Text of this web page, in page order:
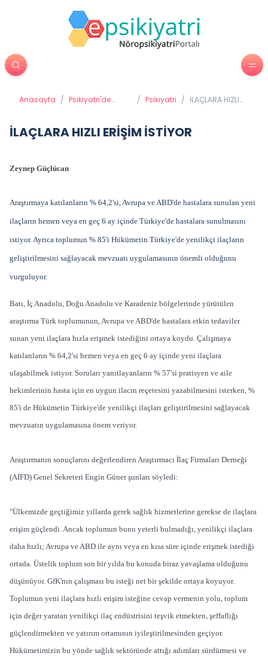
Anasayfa / Psikiyatri'de
/ Psikiyatri / İLAÇLARA HIZLI
İLAÇLARA HIZLI ERİŞİM İSTİYOR
Zeynep Güçlücan
Araştırmaya katılanların % 64,2'si, Avrupa ve ABD'de hastalara sunulan yeni
ilaçların hemen veya en geç 6 ay içinde Türkiye'de hastalara sunulmasını
istiyor. Ayrıca toplumun % 85'i Hükümetin Türkiye'de yenilikçi ilaçların
geliştirilmesini sağlayacak mevzuatı uygulamasının önemli olduğunu
vurguluyor.
Batı, İç Anadolu, Doğu Anadolu ve Karadeniz bölgelerinde yürütülen
araştırma Türk toplumunun, Avrupa ve ABD'de hastalara etkin tedaviler
sunan yeni ilaçlara hızla erişmek istediğini ortaya koydu. Çalışmaya
katılanların % 64,2'si hemen veya en geç 6 ay içinde yeni ilaçlara
ulaşabilmek istiyor. Soruları yanıtlayanların % 57'si pratisyen ve aile
hekimlerinin hasta için en uygun ilacın reçetesini yazabilmesini isterken, %
85'i de Hükümetin Türkiye'de yenilikçi ilaçları geliştirilmesini sağlayacak
mevzuatın uygulamasına önem veriyor.
Araştırmanın sonuçlarını değerlendiren Araştırmacı İlaç Firmaları Derneği
(AİFD) Genel Sekreteri Engin Güner şunları söyledi:
"Ülkemizde geçtiğimiz yıllarda gerek sağlık hizmetlerine gerekse de ilaçlara
erişim güçlendi. Ancak toplumun bunu yeterli bulmadığı, yenilikçi ilaçlara
daha hızlı; Avrupa ve ABD ile aynı veya en kısa süre içinde erişmek istediği
ortada. Üstelik toplum son bir yılda bu konuda biraz yavaşlama olduğunu
düşünüyor. GfK'nın çalışması bu isteği net bir şekilde ortaya koyuyor.
Toplumun yeni ilaçlara hızlı erişim isteğine cevap vermenin yolu, toplum
için değer yaratan yenilikçi ilaç endüstrisini teşvik etmekten, şeffaflığı
güçlendirmekten ve yatırım ortamının iyileştirilmesinden geçiyor.
Hükümetimizin bu yönde sağlık sektöründe attığı adımları sürdürmesi ve